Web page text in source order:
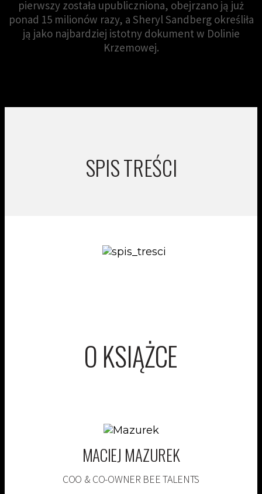
pierwszy została upubliczniona, obejrzano ją już
ponad 15 milionów razy, a Sheryl Sandberg określiła
ją jako najbardziej istotny dokument w Dolinie
Krzemowej.
SPIS TREŚCI
O KSIĄŻCE
MACIEJ MAZUREK
COO & CO-OWNER BEE TALENTS